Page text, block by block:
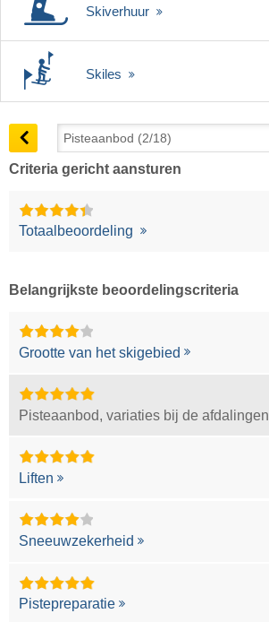
Skiverhuur
Skiles
Criteria gericht aansturen
Totaalbeoordeling
Belangrijkste beoordelingscriteria
Grootte van het skigebied
Pisteaanbod, variaties bij de afdalingen
Liften
Sneeuwzekerheid
Pistepreparatie